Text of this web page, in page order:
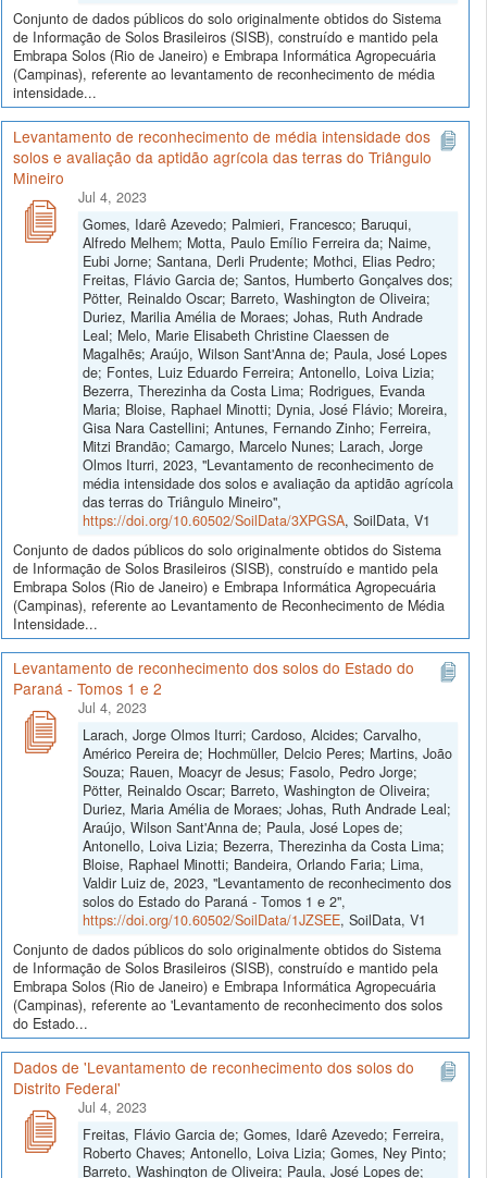
Conjunto de dados públicos do solo originalmente obtidos do Sistema
de Informação de Solos Brasileiros (SISB), construído e mantido pela
Embrapa Solos (Rio de Janeiro) e Embrapa Informática Agropecuária
(Campinas), referente ao levantamento de reconhecimento de média
intensidade...
Levantamento de reconhecimento de média intensidade dos
solos e avaliação da aptidão agrícola das terras do Triângulo
Mineiro
Jul 4, 2023
Gomes, Idarê Azevedo; Palmieri, Francesco; Baruqui,
Alfredo Melhem; Motta, Paulo Emílio Ferreira da; Naime,
Eubi Jorne; Santana, Derli Prudente; Mothci, Elias Pedro;
Freitas, Flávio Garcia de; Santos, Humberto Gonçalves dos;
Pötter, Reinaldo Oscar; Barreto, Washington de Oliveira;
Duriez, Marilia Amélia de Moraes; Johas, Ruth Andrade
Leal; Melo, Marie Elisabeth Christine Claessen de
Magalhẽs; Araújo, Wilson Sant'Anna de; Paula, José Lopes
de; Fontes, Luiz Eduardo Ferreira; Antonello, Loiva Lizia;
Bezerra, Therezinha da Costa Lima; Rodrigues, Evanda
Maria; Bloise, Raphael Minotti; Dynia, José Flávio; Moreira,
Gisa Nara Castellini; Antunes, Fernando Zinho; Ferreira,
Mitzi Brandão; Camargo, Marcelo Nunes; Larach, Jorge
Olmos Iturri, 2023, "Levantamento de reconhecimento de
média intensidade dos solos e avaliação da aptidão agrícola
das terras do Triângulo Mineiro",
https://doi.org/10.60502/SoilData/3XPGSA, SoilData, V1
Conjunto de dados públicos do solo originalmente obtidos do Sistema
de Informação de Solos Brasileiros (SISB), construído e mantido pela
Embrapa Solos (Rio de Janeiro) e Embrapa Informática Agropecuária
(Campinas), referente ao Levantamento de Reconhecimento de Média
Intensidade...
Levantamento de reconhecimento dos solos do Estado do
Paraná - Tomos 1 e 2
Jul 4, 2023
Larach, Jorge Olmos Iturri; Cardoso, Alcides; Carvalho,
Américo Pereira de; Hochmüller, Delcio Peres; Martins, João
Souza; Rauen, Moacyr de Jesus; Fasolo, Pedro Jorge;
Pötter, Reinaldo Oscar; Barreto, Washington de Oliveira;
Duriez, Maria Amélia de Moraes; Johas, Ruth Andrade Leal;
Araújo, Wilson Sant'Anna de; Paula, José Lopes de;
Antonello, Loiva Lizia; Bezerra, Therezinha da Costa Lima;
Bloise, Raphael Minotti; Bandeira, Orlando Faria; Lima,
Valdir Luiz de, 2023, "Levantamento de reconhecimento dos
solos do Estado do Paraná - Tomos 1 e 2",
https://doi.org/10.60502/SoilData/1JZSEE, SoilData, V1
Conjunto de dados públicos do solo originalmente obtidos do Sistema
de Informação de Solos Brasileiros (SISB), construído e mantido pela
Embrapa Solos (Rio de Janeiro) e Embrapa Informática Agropecuária
(Campinas), referente ao 'Levantamento de reconhecimento dos solos
do Estado...
Dados de 'Levantamento de reconhecimento dos solos do
Distrito Federal'
Jul 4, 2023
Freitas, Flávio Garcia de; Gomes, Idarê Azevedo; Ferreira,
Roberto Chaves; Antonello, Loiva Lizia; Gomes, Ney Pinto;
Barreto, Washington de Oliveira; Paula, José Lopes de;